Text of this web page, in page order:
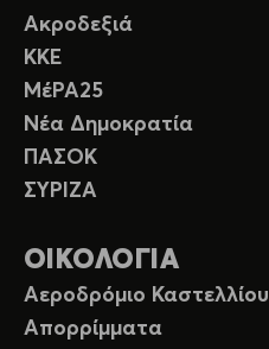
Ακροδεξιά
ΚΚΕ
ΜέΡΑ25
Νέα Δημοκρατία
ΠΑΣΟΚ
ΣΥΡΙΖΑ
ΟΙΚΟΛΟΓΙΑ
Αεροδρόμιο Καστελλίου
Απορρίμματα